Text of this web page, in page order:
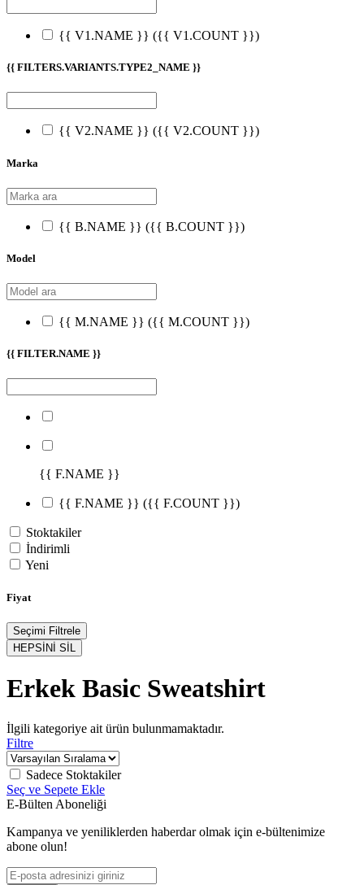
{{ V1.NAME }} ({{ V1.COUNT }})
{{ FILTERS.VARIANTS.TYPE2_NAME }}
{{ V2.NAME }} ({{ V2.COUNT }})
Marka
{{ B.NAME }} ({{ B.COUNT }})
Model
{{ M.NAME }} ({{ M.COUNT }})
{{ FILTER.NAME }}
{{ F.NAME }}
{{ F.NAME }} ({{ F.COUNT }})
Stoktakiler
İndirimli
Yeni
Fiyat
Seçimi Filtrele
HEPSİNİ SİL
Erkek Basic Sweatshirt
İlgili kategoriye ait ürün bulunmamaktadır.
Filtre
Sadece Stoktakiler
Seç ve Sepete Ekle
E-Bülten Aboneliği
Kampanya ve yeniliklerden haberdar olmak için e-bültenimize
abone olun!